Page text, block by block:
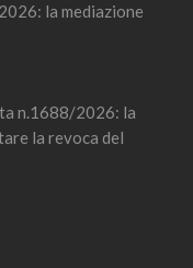
la mediazione
n.1688/2026: la
la revoca del